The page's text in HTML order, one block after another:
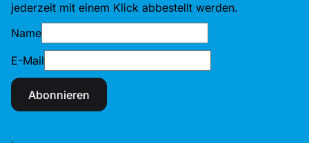
jederzeit mit einem Klick abbestellt werden.
Name
E-Mail
Abonnieren